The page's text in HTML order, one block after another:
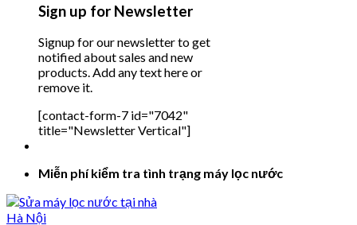
Sign up for Newsletter
Signup for our newsletter to get
notified about sales and new
products. Add any text here or
remove it.
[contact-form-7 id="7042"
title="Newsletter Vertical"]
Miễn phí kiểm tra tình trạng máy lọc nước